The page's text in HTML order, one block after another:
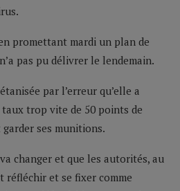
promettant mardi un plan de
pas pu délivrer le lendemain.
par l’erreur qu’elle a
taux trop vite de 50 points de
garder ses munitions.
changer et que les autorités, au
réfléchir et se fixer comme